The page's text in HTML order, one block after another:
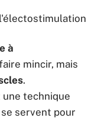
à
mincir, mais
.
technique
se servent pour